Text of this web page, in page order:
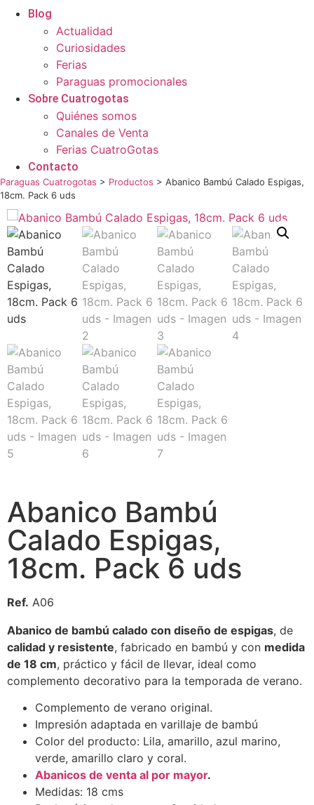
Blog
Actualidad
Curiosidades
Ferias
Paraguas promocionales
Sobre Cuatrogotas
Quiénes somos
Canales de Venta
Ferias CuatroGotas
Contacto
Paraguas Cuatrogotas > Productos > Abanico Bambú Calado Espigas,
18cm. Pack 6 uds
Abanico Bambú
Calado Espigas,
18cm. Pack 6 uds
Ref. A06
Abanico de bambú calado con diseño de espigas, de
calidad y resistente, fabricado en bambú y con medida
de 18 cm, práctico y fácil de llevar, ideal como
complemento decorativo para la temporada de verano.
Complemento de verano original.
Impresión adaptada en varillaje de bambú
Color del producto: Lila, amarillo, azul marino,
verde, amarillo claro y coral.
Abanicos de venta al por mayor.
Medidas: 18 cms